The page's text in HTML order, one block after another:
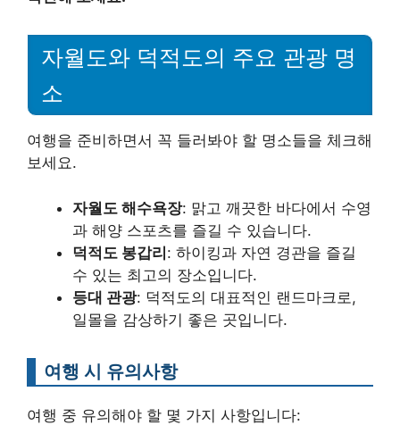
자월도와 덕적도의 주요 관광 명
소
여행을 준비하면서 꼭 들러봐야 할 명소들을 체크해
보세요.
자월도 해수욕장: 맑고 깨끗한 바다에서 수영
과 해양 스포츠를 즐길 수 있습니다.
덕적도 봉갑리: 하이킹과 자연 경관을 즐길
수 있는 최고의 장소입니다.
등대 관광: 덕적도의 대표적인 랜드마크로,
일몰을 감상하기 좋은 곳입니다.
여행 시 유의사항
여행 중 유의해야 할 몇 가지 사항입니다: